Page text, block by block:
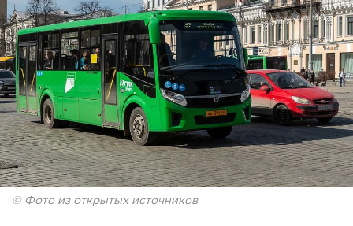
© Фото из открытых источников